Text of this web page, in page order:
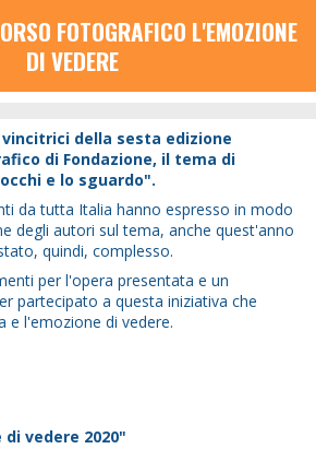
FOTOGRAFICO L'EMOZIONE
DI VEDERE
della sesta edizione
di Fondazione, il tema di
e lo sguardo".
da tutta Italia hanno espresso in modo
degli autori sul tema, anche quest'anno
quindi, complesso.
per l'opera presentata e un
partecipato a questa iniziativa che
e l'emozione di vedere.
vedere 2020"